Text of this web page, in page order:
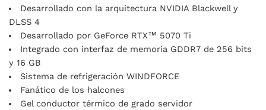
Desarrollado con la arquitectura NVIDIA Blackwell y
DLSS 4
Desarrollado por GeForce RTX™ 5070 Ti
Integrado con interfaz de memoria GDDR7 de 256 bits
y 16 GB
Sistema de refrigeración WINDFORCE
Fanático de los halcones
Gel conductor térmico de grado servidor